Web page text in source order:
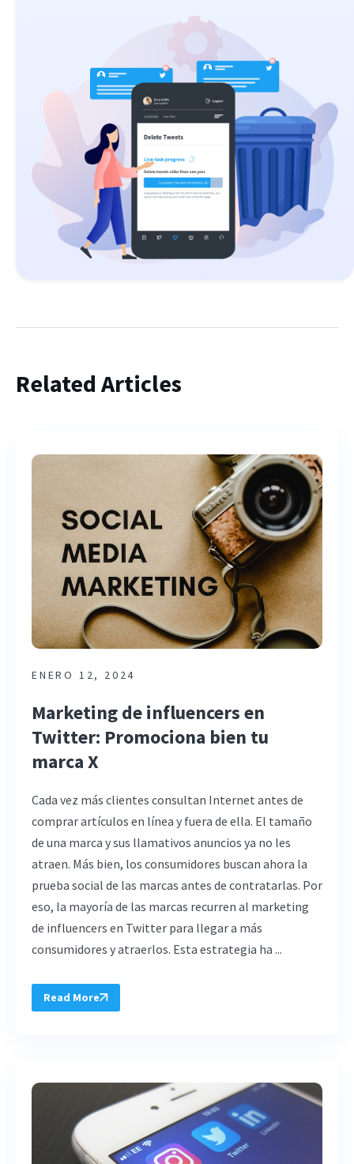
Related Articles
ENERO 12, 2024
Marketing de influencers en
Twitter: Promociona bien tu
marca X
Cada vez más clientes consultan Internet antes de
comprar artículos en línea y fuera de ella. El tamaño
de una marca y sus llamativos anuncios ya no les
atraen. Más bien, los consumidores buscan ahora la
prueba social de las marcas antes de contratarlas. Por
eso, la mayoría de las marcas recurren al marketing
de influencers en Twitter para llegar a más
consumidores y atraerlos. Esta estrategia ha ...
Read More